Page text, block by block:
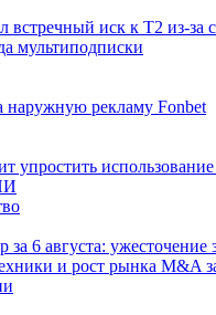
встречный иск к Т2 из-за
мультиподписки
наружную рекламу Fonbet
упростить
за 6 августа: ужесточение
и рост рынка M&A